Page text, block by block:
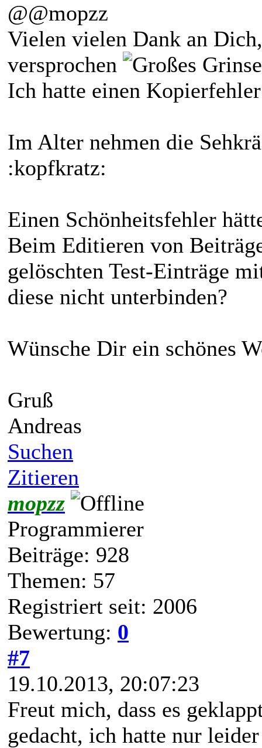
@@mopzz
Vielen vielen Dank an
versprochen
Ich hatte einen
Im Alter nehmen die
:kopfkratz:
Einen Schönheitsfehler
Beim Editieren von
gelöschten Test-Einträge
diese nicht unterbinden?
Wünsche Dir ein schönes
Gruß
Andreas
Suchen
Zitieren
mopzz
Programmierer
Beiträge: 928
Themen: 57
Registriert seit: 2006
Bewertung: 0
#7
19.10.2013, 20:07:23
Freut mich, dass es
gedacht, ich hatte nur